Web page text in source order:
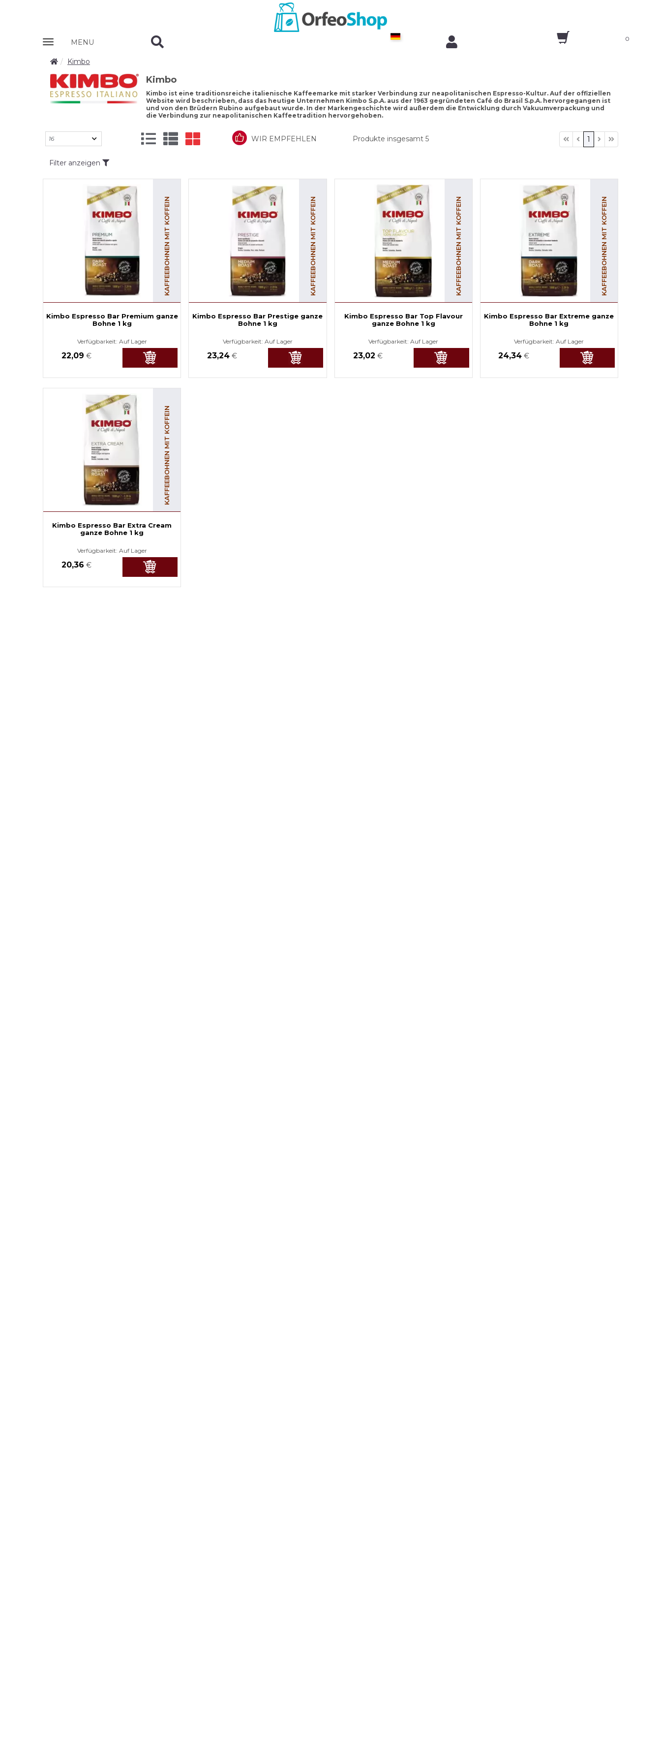
Zobrazit
MENU 0
Kimbo
Kimbo
Kimbo ist eine traditionsreiche italienische Kaffeemarke mit starker Verbindung zur neapolitanischen Espresso-Kultur. Auf der offiziellen
Website wird beschrieben, dass das heutige Unternehmen Kimbo S.p.A. aus der 1963 gegründeten Café do Brasil S.p.A. hervorgegangen ist
und von den Brüdern Rubino aufgebaut wurde. In der Markengeschichte wird außerdem die Entwicklung durch Vakuumverpackung und
die Verbindung zur neapolitanischen Kaffeetradition hervorgehoben.
WIR EMPFEHLEN Produkte insgesamt 5 1
Filter anzeigen
KAFFEEBOHNEN MIT KOFFEIN
Kimbo Espresso Bar Premium ganze
Bohne 1 kg
Verfügbarkeit: Auf Lager
22,09 €
KAFFEEBOHNEN MIT KOFFEIN
Kimbo Espresso Bar Prestige ganze
Bohne 1 kg
Verfügbarkeit: Auf Lager
23,24 €
KAFFEEBOHNEN MIT KOFFEIN
Kimbo Espresso Bar Top Flavour
ganze Bohne 1 kg
Verfügbarkeit:Auf Lager
23,02 €
KAFFEEBOHNEN MIT KOFFEIN
Kimbo Espresso Bar Extreme ganze
Bohne 1 kg
Verfügbarkeit:Auf Lager
24,34 €
KAFFEEBOHNEN MIT KOFFEIN
Kimbo Espresso Bar Extra Cream
ganze Bohne 1 kg
Verfügbarkeit: Auf Lager
20,36 €